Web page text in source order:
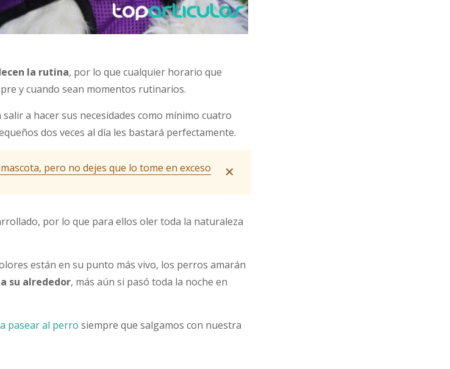
la rutina, por lo que cualquier horario que
y cuando sean momentos rutinarios.
a hacer sus necesidades como mínimo cuatro
dos veces al día les bastará perfectamente.
pero no dejes que lo tome en exceso ✕
por lo que para ellos oler toda la naturaleza
están en su punto más vivo, los perros amarán
su alrededor, más aún si pasó toda la noche en
pasear al perro siempre que salgamos con nuestra